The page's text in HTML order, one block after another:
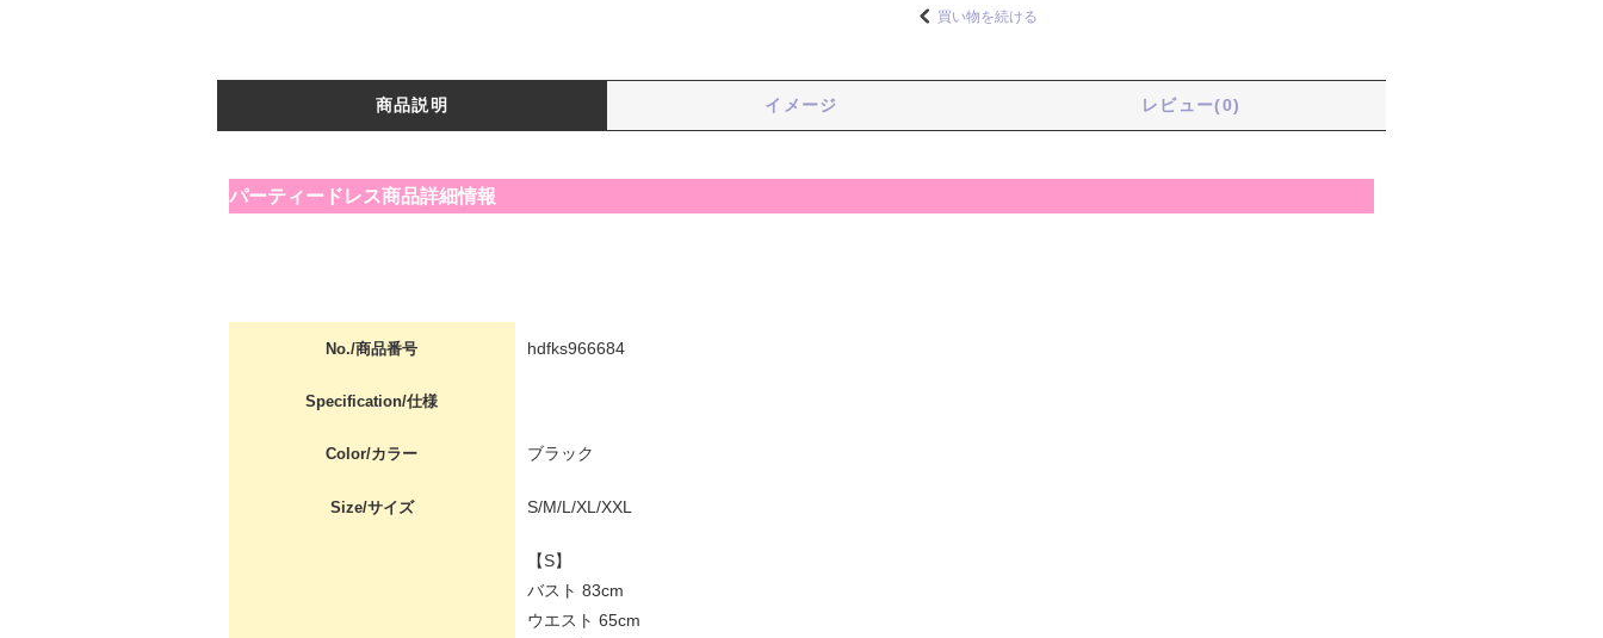
買い物を続ける
商品説明 イメージ レビュー(0)
パーティードレス商品詳細情報
No./商品番号 hdfks966684
Specification/仕様
Color/カラー ブラック
Size/サイズ S/M/L/XL/XXL
【S】
バスト 83cm
ウエスト 65cm